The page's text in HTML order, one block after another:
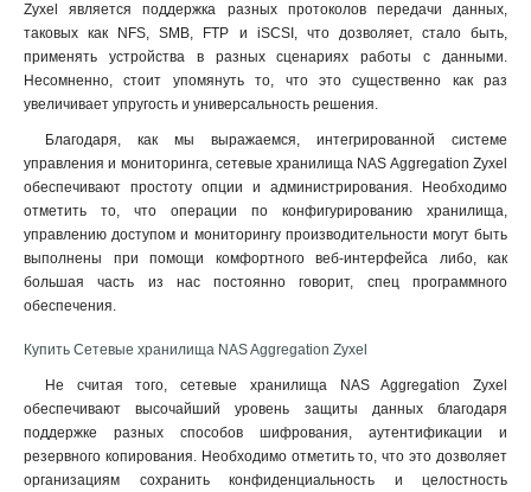
Zyxel является поддержка разных протоколов передачи данных,
таковых как NFS, SMB, FTP и iSCSI, что дозволяет, стало быть,
применять устройства в разных сценариях работы с данными.
Несомненно, стоит упомянуть то, что это существенно как раз
увеличивает упругость и универсальность решения.
Благодаря, как мы выражаемся, интегрированной системе
управления и мониторинга, сетевые хранилища NAS Aggregation Zyxel
обеспечивают простоту опции и администрирования. Необходимо
отметить то, что операции по конфигурированию хранилища,
управлению доступом и мониторингу производительности могут быть
выполнены при помощи комфортного веб-интерфейса либо, как
большая часть из нас постоянно говорит, спец программного
обеспечения.
Купить Сетевые хранилища NAS Aggregation Zyxel
Не считая того, сетевые хранилища NAS Aggregation Zyxel
обеспечивают высочайший уровень защиты данных благодаря
поддержке разных способов шифрования, аутентификации и
резервного копирования. Необходимо отметить то, что это дозволяет
организациям сохранить конфиденциальность и целостность